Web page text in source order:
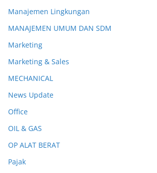
Manajemen Lingkungan
MANAJEMEN UMUM DAN SDM
Marketing
Marketing & Sales
MECHANICAL
News Update
Office
OIL & GAS
OP ALAT BERAT
Pajak